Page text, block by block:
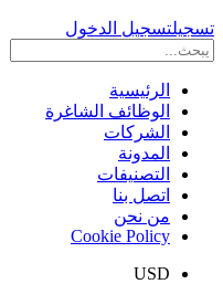
تسجيلتسجيل الدخول
الرئيسية
الوظائف الشاغرة
الشركات
المدونة
التصنيفات
اتصل بنا
من نحن
Cookie Policy
USD